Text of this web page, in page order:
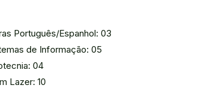
Português/Espanhol: 03
de Informação: 05
04
Lazer: 10